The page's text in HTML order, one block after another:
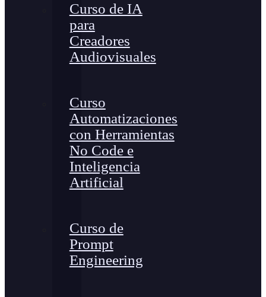
Curso de IA
para
Creadores
Audiovisuales
Curso
Automatizaciones
con Herramientas
No Code e
Inteligencia
Artificial
Curso de
Prompt
Engineering